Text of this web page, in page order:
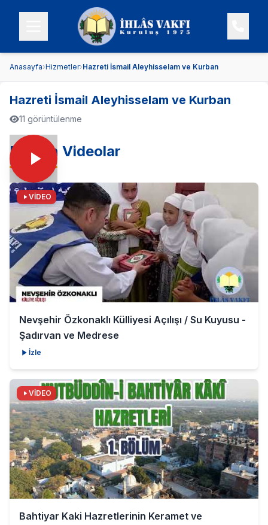
Anasayfa›Hizmetler›Hazreti İsmail Aleyhisselam ve Kurban
Hazreti İsmail Aleyhisselam ve Kurban
11 görüntülenme
En Son Videolar
VİDEO
Nevşehir Özkonaklı Külliyesi Açılışı / Su Kuyusu -
Şadırvan ve Medrese
İzle
VİDEO
Bahtiyar Kaki Hazretlerinin Keramet ve